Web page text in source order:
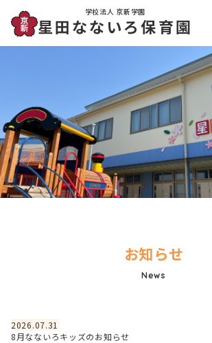
学校法人 京新学園
星田なないろ保育園
お知らせ
News
2026.07.31
8月なないろキッズのお知らせ